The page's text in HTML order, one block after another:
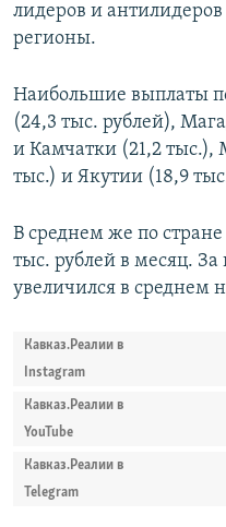
лидеров и
регионы.
Наибольшие выплаты
(24,3 тыс. рублей),
и Камчатки (21,2 тыс.),
тыс.) и Якутии (18,9
В среднем же по
тыс. рублей в месяц. За
увеличился в среднем
Кавказ.Реалии в
Instagram
Кавказ.Реалии в
YouTube
Кавказ.Реалии в
Telegram